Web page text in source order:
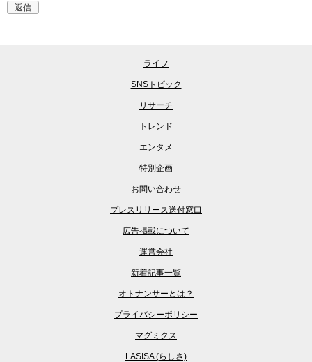
返信
ライフ
SNSトピック
リサーチ
トレンド
エンタメ
特別企画
お問い合わせ
プレスリリース送付窓口
広告掲載について
運営会社
新着記事一覧
オトナンサーとは？
プライバシーポリシー
マグミクス
LASISA (らしさ)